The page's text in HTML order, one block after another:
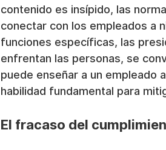
contenido es insípido, las
conectar con los empleados a
funciones específicas, las
enfrentan las personas, se
puede enseñar a un empleado
habilidad fundamental para
El fracaso del